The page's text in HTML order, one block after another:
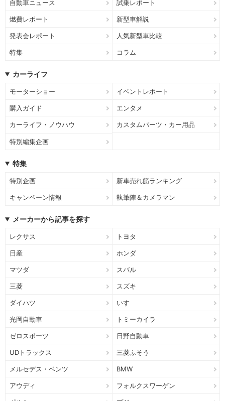
自動車ニュース 試乗レポート
燃費レポート 新型車解説
発表会レポート 人気新型車比較
特集 コラム
カーライフ
モーターショー イベントレポート
購入ガイド エンタメ
カーライフ・ノウハウ カスタムパーツ・カー用品
特別編集企画
特集
特別企画 新車売れ筋ランキング
キャンペーン情報 執筆陣＆カメラマン
メーカーから記事を探す
レクサス トヨタ
日産 ホンダ
マツダ スバル
三菱 スズキ
ダイハツ いすゞ
光岡自動車 トミーカイラ
ゼロスポーツ 日野自動車
UDトラックス 三菱ふそう
メルセデス・ベンツ BMW
アウディ フォルクスワーゲン